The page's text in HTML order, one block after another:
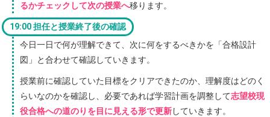
るかチェックして次の授業へ移ります。
19:00 担任と授業終了後の確認
今日一日で何が理解できて、次に何をするべきかを「合格設計
図」と合わせて確認していきます。
授業前に確認していた目標をクリアできたのか、理解度はどのく
らいなのかを確認し、必要であれば学習計画を調整して志望校現
役合格への道のりを目に見える形で更新していきます。